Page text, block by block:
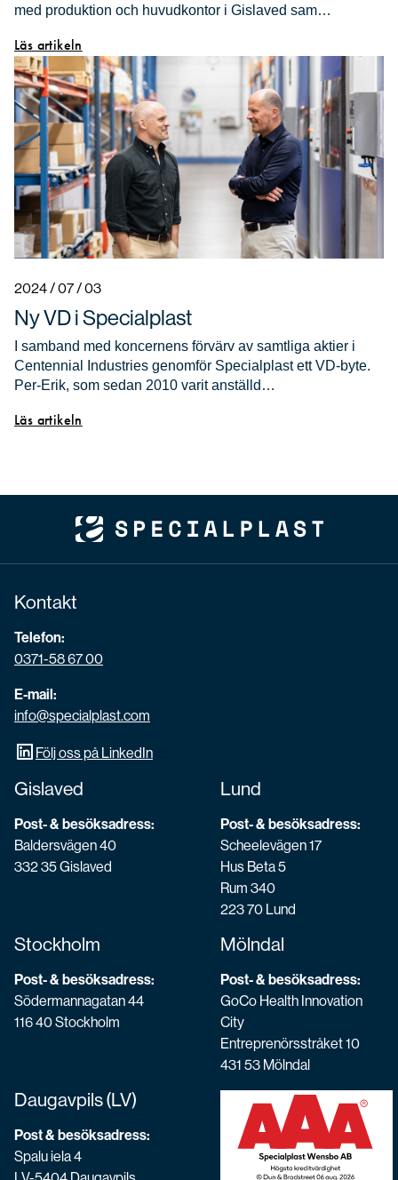
med produktion och huvudkontor i Gislaved sam…
Läs artikeln
2024 / 07 / 03
Ny VD i Specialplast
I samband med koncernens förvärv av samtliga aktier i
Centennial Industries genomför Specialplast ett VD-byte.
Per-Erik, som sedan 2010 varit anställd…
Läs artikeln
Kontakt
Telefon:
0371-58 67 00
E-mail:
info@specialplast.com
Följ oss på LinkedIn
Gislaved
Post- & besöksadress:
Baldersvägen 40
332 35 Gislaved
Lund
Post- & besöksadress:
Scheelevägen 17
Hus Beta 5
Rum 340
223 70 Lund
Stockholm
Post- & besöksadress:
Södermannagatan 44
116 40 Stockholm
Mölndal
Post- & besöksadress:
GoCo Health Innovation
City
Entreprenörsstråket 10
431 53 Mölndal
Daugavpils (LV)
Post & besöksadress:
Spalu iela 4